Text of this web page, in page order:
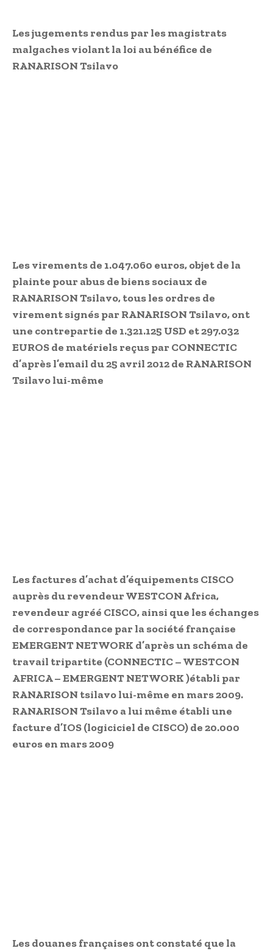
Les jugements rendus par les magistrats
malgaches violant la loi au bénéfice de
RANARISON Tsilavo
Les virements de 1.047.060 euros, objet de la
plainte pour abus de biens sociaux de
RANARISON Tsilavo, tous les ordres de
virement signés par RANARISON Tsilavo, ont
une contrepartie de 1.321.125 USD et 297.032
EUROS de matériels reçus par CONNECTIC
d’après l’email du 25 avril 2012 de RANARISON
Tsilavo lui-même
Les factures d’achat d’équipements CISCO
auprès du revendeur WESTCON Africa,
revendeur agréé CISCO, ainsi que les échanges
de correspondance par la société française
EMERGENT NETWORK d’après un schéma de
travail tripartite (CONNECTIC – WESTCON
AFRICA – EMERGENT NETWORK )établi par
RANARISON tsilavo lui-même en mars 2009.
RANARISON Tsilavo a lui même établi une
facture d’IOS (logiciciel de CISCO) de 20.000
euros en mars 2009
Les douanes françaises ont constaté que la